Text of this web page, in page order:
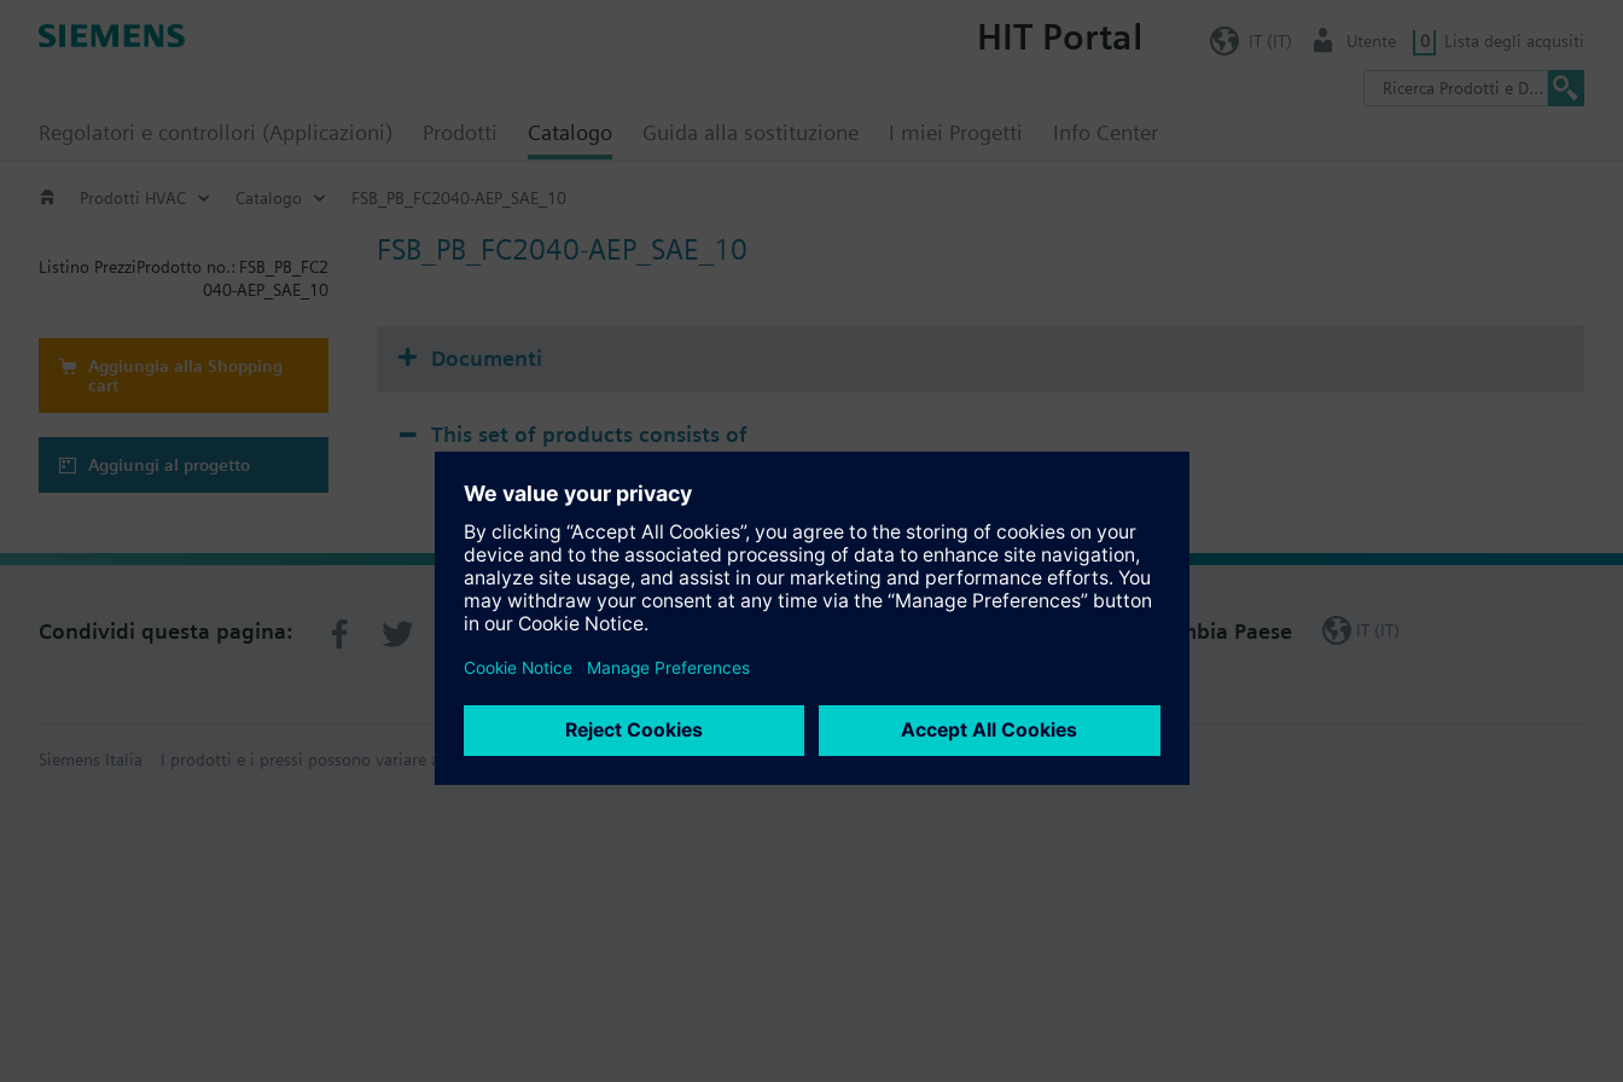
Regolatori e controllori (Applicazioni) Prodotti Catalogo Guida alla sostituzione I miei Progetti Info Center
HIT Portal IT (IT) Utente 0 Lista degli acqusiti
Prodotti HVAC Catalogo FSB_PB_FC2040-AEP_SAE_10
FSB_PB_FC2040-AEP_SAE_10
Listino PrezziProdotto no.: FSB_PB_FC2
040-AEP_SAE_10
Aggiungia alla Shopping
cart
Aggiungi al progetto
Documenti
This set of products consists of
Condividi questa pagina: Cambia Paese IT (IT)
Siemens Italia I prodotti e i pressi possono variare a seconda del paese selezionato. Informativa sulla privacy Termini d'utilizzo